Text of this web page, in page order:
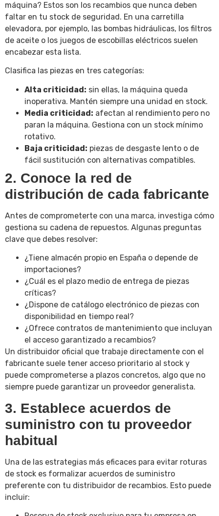
máquina? Estos son los recambios que nunca deben
faltar en tu stock de seguridad. En una carretilla
elevadora, por ejemplo, las bombas hidráulicas, los filtros
de aceite o los juegos de escobillas eléctricos suelen
encabezar esta lista.
Clasifica las piezas en tres categorías:
Alta criticidad: sin ellas, la máquina queda
inoperativa. Mantén siempre una unidad en stock.
Media criticidad: afectan al rendimiento pero no
paran la máquina. Gestiona con un stock mínimo
rotativo.
Baja criticidad: piezas de desgaste lento o de
fácil sustitución con alternativas compatibles.
2. Conoce la red de
distribución de cada fabricante
Antes de comprometerte con una marca, investiga cómo
gestiona su cadena de repuestos. Algunas preguntas
clave que debes resolver:
¿Tiene almacén propio en España o depende de
importaciones?
¿Cuál es el plazo medio de entrega de piezas
críticas?
¿Dispone de catálogo electrónico de piezas con
disponibilidad en tiempo real?
¿Ofrece contratos de mantenimiento que incluyan
el acceso garantizado a recambios?
Un distribuidor oficial que trabaje directamente con el
fabricante suele tener acceso prioritario al stock y
puede comprometerse a plazos concretos, algo que no
siempre puede garantizar un proveedor generalista.
3. Establece acuerdos de
suministro con tu proveedor
habitual
Una de las estrategias más eficaces para evitar roturas
de stock es formalizar acuerdos de suministro
preferente con tu distribuidor de recambios. Esto puede
incluir: